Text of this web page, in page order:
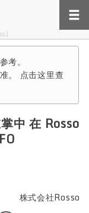
考。
。 点击这里查
中 在 Rosso
株式会社Rosso